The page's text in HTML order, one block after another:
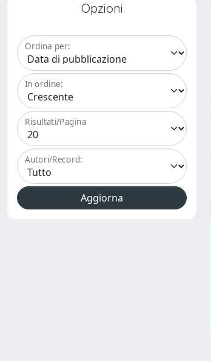
Opzioni
Ordina per:
In ordine:
Risultati/Pagina
Autori/Record: